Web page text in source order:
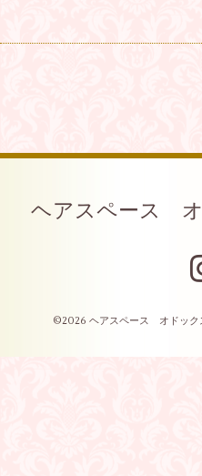
ヘアスペース
©2026 ヘアスペース オドッ